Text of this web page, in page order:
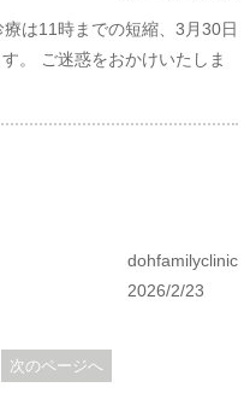
は11時までの短縮、3月30日
。 ご迷惑をおかけいたしま
dohfamilyclinic
2026/2/23
次のページへ